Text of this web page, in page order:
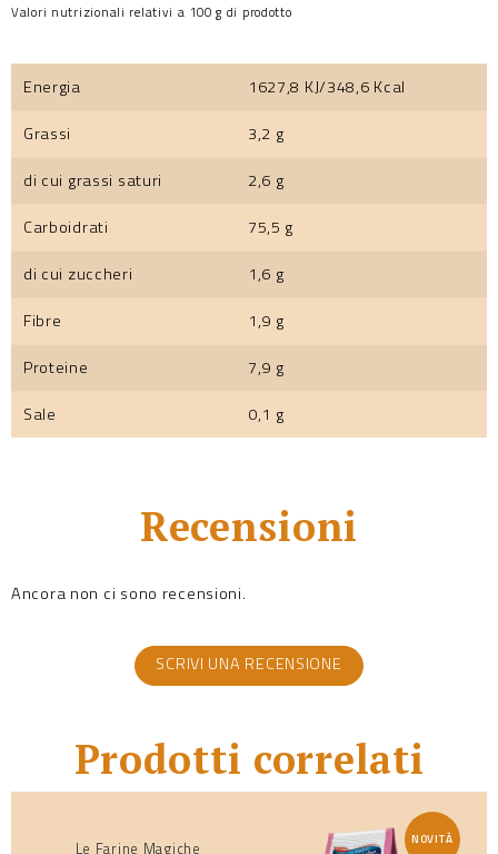
Valori nutrizionali relativi a 100 g di prodotto
Energia
1627,8 KJ/348,6 Kcal
Grassi
3,2 g
di cui grassi saturi
2,6 g
Carboidrati
75,5 g
di cui zuccheri
1,6 g
Fibre
1,9 g
Proteine
7,9 g
Sale
0,1 g
Recensioni
Ancora non ci sono recensioni.
SCRIVI UNA RECENSIONE
Prodotti correlati
Le Farine Magiche
NOVITÀ